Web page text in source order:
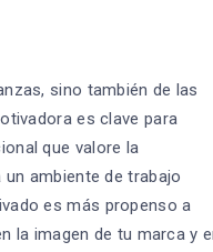
sino también de las
es clave para
que valore la
ambiente de trabajo
es más propenso a
la imagen de tu marca y